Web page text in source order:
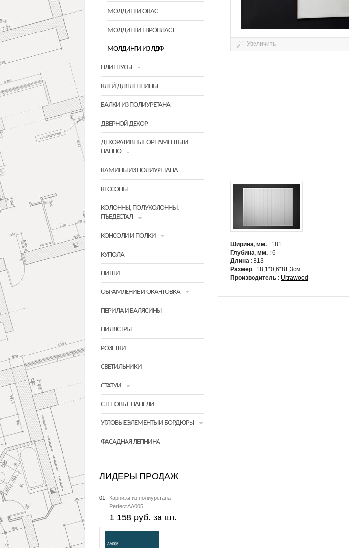
МОЛДИНГИ ORAC
МОЛДИНГИ ЕВРОПЛАСТ
МОЛДИНГИ ИЗ ЛДФ
ПЛИНТУСЫ
КЛЕЙ ДЛЯ ЛЕПНИНЫ
БАЛКИ ИЗ ПОЛИУРЕТАНА
ДВЕРНОЙ ДЕКОР
ДЕКОРАТИВНЫЕ ОРНАМЕНТЫ И
ПАННО
КАМИНЫ ИЗ ПОЛИУРЕТАНА
КЕССОНЫ
КОЛОННЫ, ПОЛУКОЛОННЫ,
ПЪЕДЕСТАЛ
КОНСОЛИ И ПОЛКИ
КУПОЛА
НИШИ
ОБРАМЛЕНИЕ И ОКАНТОВКА
ПЕРИЛА И БАЛЯСИНЫ
ПИЛЯСТРЫ
РОЗЕТКИ
СВЕТИЛЬНИКИ
СТАТУИ
СТЕНОВЫЕ ПАНЕЛИ
УГЛОВЫЕ ЭЛЕМЕНТЫ И БОРДЮРЫ
ФАСАДНАЯ ЛЕПНИНА
ЛИДЕРЫ ПРОДАЖ
01.
Карнизы из полиуретана
Perfect AA005
1 158 руб. за шт.
Увеличить
Ширина, мм. : 181
Глубина, мм. : 6
Длина : 813
Размер : 18,1*0,6*81,3см
Производитель : Ultrawood